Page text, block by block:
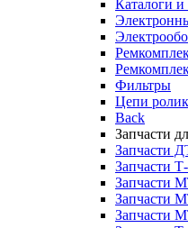
Каталоги
Фильтры
Цепи
Back
Запчасти
Запчасти
Запчасти
Запчасти
Запчасти
Запчасти